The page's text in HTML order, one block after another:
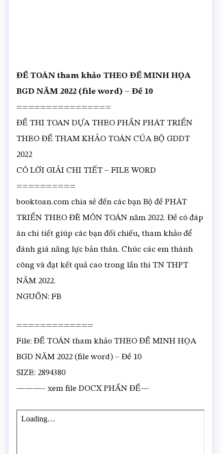
ĐỀ TOÁN tham khảo THEO ĐỀ MINH HỌA
BGD NĂM 2022 (file word) – Đề 10
================
ĐỀ THI TOAN DỰA THEO PHẦN PHÁT TRIỂN
THEO ĐỀ THAM KHẢO TOÁN CỦA BỘ GDDT
2022
CÓ LỜI GIẢI CHI TIẾT – FILE WORD
==========
booktoan.com chia sẻ đến các bạn Bộ đề PHÁT
TRIỂN THEO ĐÊ MÔN TOÁN năm 2022. Đề có đáp
án chi tiết giúp các bạn đối chiếu, tham khảo để
đánh giá năng lực bản thân. Chúc các em thành
công và đạt kết quả cao trong lần thi TN THPT
NĂM 2022.
NGUỒN: FB
=============
File: ĐỀ TOÁN tham khảo THEO ĐỀ MINH HỌA
BGD NĂM 2022 (file word) – Đề 10
SIZE: 2894380
———– xem file DOCX PHẦN ĐỀ—